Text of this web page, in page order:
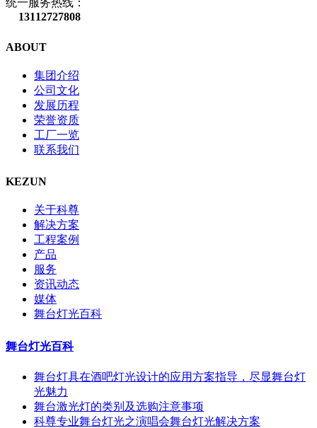
13112727808
ABOUT
集团介绍
公司文化
发展历程
荣誉资质
工厂一览
联系我们
KEZUN
关于科尊
解决方案
工程案例
产品
服务
资讯动态
媒体
舞台灯光百科
舞台灯光百科
舞台灯具在酒吧灯光设计的应用方案指导，尽显舞台灯
光魅力
舞台激光灯的类别及选购注意事项
科尊专业舞台灯光之演唱会舞台灯光解决方案